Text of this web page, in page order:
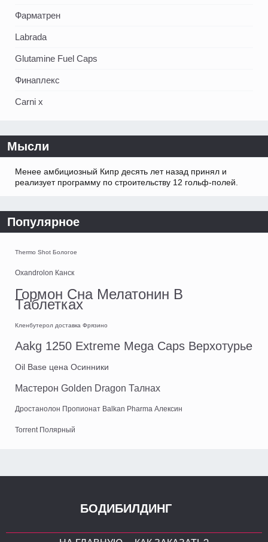
Фарматрен
Labrada
Glutamine Fuel Caps
Финаплекс
Carni x
Мысли
Менее амбициозный Кипр десять лет назад принял и
реализует программу по строительству 12 гольф-полей.
Популярное
Thermo Shot Бологое
Oxandrolon Канск
Гормон Сна Мелатонин В
Таблетках
Кленбутерол доставка Фрязино
Aakg 1250 Extreme Mega Caps Верхотурье
Oil Base цена Осинники
Мастерон Golden Dragon Талнах
Дростанолон Пропионат Balkan Pharma Алексин
Torrent Полярный
БОДИБИЛДИНГ